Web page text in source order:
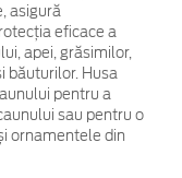
asigură
eficace a
apei, grăsimilor,
băuturilor. Husa
pentru a
sau pentru o
ornamentele din